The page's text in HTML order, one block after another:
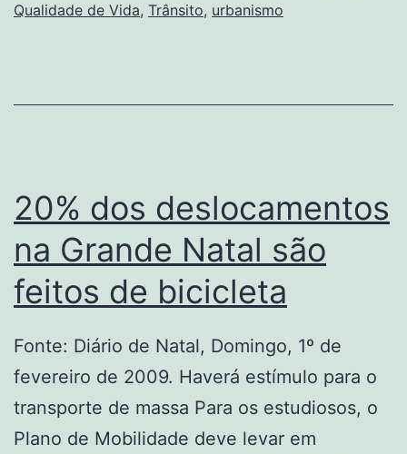
Qualidade de Vida, Trânsito, urbanismo
20% dos deslocamentos
na Grande Natal são
feitos de bicicleta
Fonte: Diário de Natal, Domingo, 1º de
fevereiro de 2009. Haverá estímulo para o
transporte de massa Para os estudiosos, o
Plano de Mobilidade deve levar em